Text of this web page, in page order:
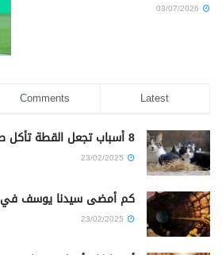
Comments Latest
8 أسباب تجعل القطة تأكل صغارها
كم أمضى سيدنا يوسف في